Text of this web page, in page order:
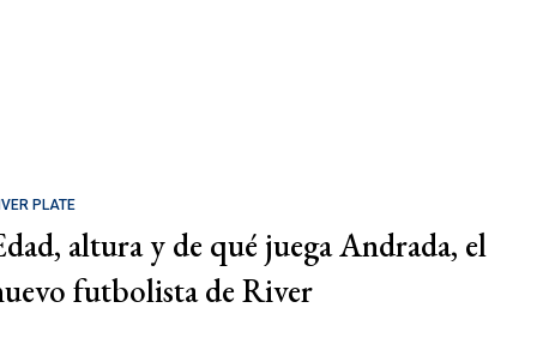
PLATE
altura y de qué juega Andrada, el
futbolista de River